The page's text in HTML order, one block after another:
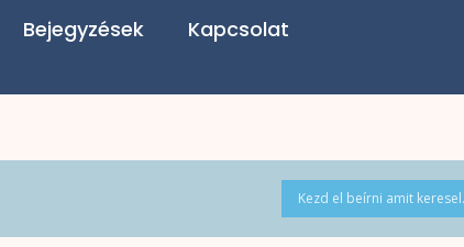
Bejegyzések Kapcsolat